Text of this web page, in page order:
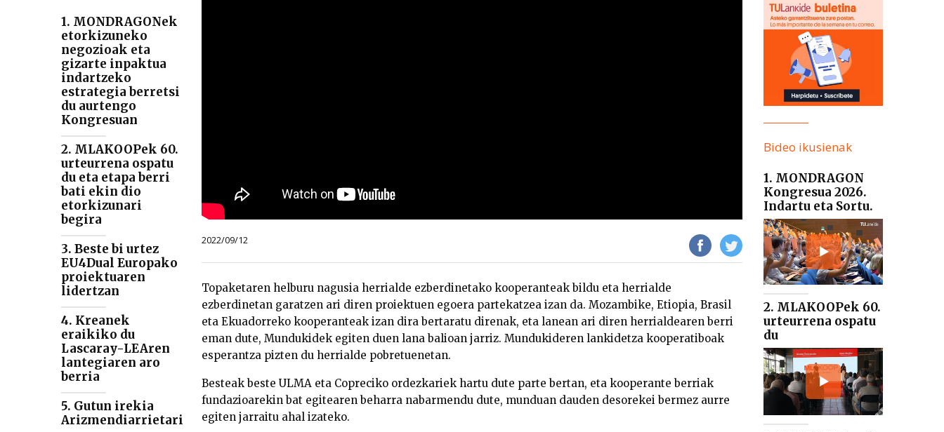
1. MONDRAGONek
etorkizuneko
negozioak eta
gizarte inpaktua
indartzeko
estrategia berretsi
du aurtengo
Kongresuan
2. MLAKOOPek 60.
urteurrena ospatu
du eta etapa berri
bati ekin dio
etorkizunari
begira
3. Beste bi urtez
EU4Dual Europako
proiektuaren
lidertzan
4. Kreanek
eraikiko du
Lascaray-LEAren
lantegiaren aro
berria
5. Gutun irekia
Arizmendiarrietari
2022/09/12
Topaketaren helburu nagusia herrialde ezberdinetako kooperanteak bildu eta herrialde
ezberdinetan garatzen ari diren proiektuen egoera partekatzea izan da. Mozambike, Etiopia, Brasil
eta Ekuadorreko kooperanteak izan dira bertaratu direnak, eta lanean ari diren herrialdearen berri
eman dute, Mundukidek egiten duen lana balioan jarriz. Mundukideren lankidetza kooperatiboak
esperantza pizten du herrialde pobretuenetan.
Besteak beste ULMA eta Copreciko ordezkariek hartu dute parte bertan, eta kooperante berriak
fundazioarekin bat egitearen beharra nabarmendu dute, munduan dauden desorekei bermez aurre
egiten jarraitu ahal izateko.
Bideo ikusienak
1. MONDRAGON
Kongresua 2026.
Indartu eta Sortu.
2. MLAKOOPek 60.
urteurrena ospatu
du